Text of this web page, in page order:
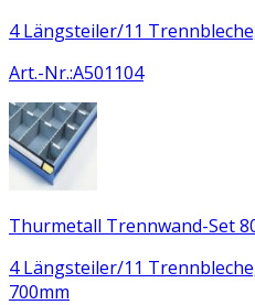
4 Längsteiler/11
Art.-Nr.:A501104
Thurmetall Trennwand-Set
4 Längsteiler/11
700mm